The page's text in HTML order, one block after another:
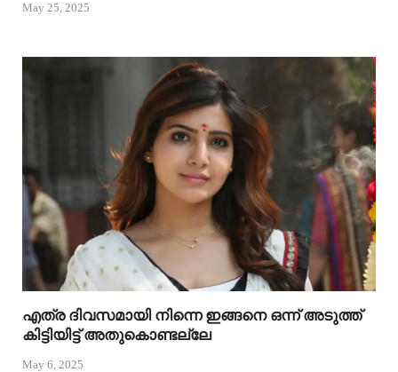
May 25, 2025
എത്ര ദിവസമായി നിന്നെ ഇങ്ങനെ ഒന്ന് അടുത്ത്
കിട്ടിയിട്ട് അതുകൊണ്ടല്ലേ
May 6, 2025